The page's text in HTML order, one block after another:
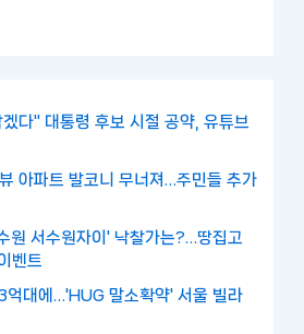
다" 대통령 후보 시절 공약, 유튜브
아파트 발코니 무너져…주민들 추가
원 서수원자이' 낙찰가는?…땅집고
벤트
억대에…'HUG 말소확약' 서울 빌라